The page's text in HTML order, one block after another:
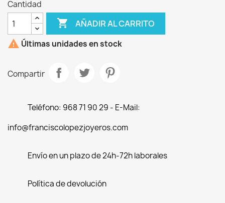
Cantidad
 AÑADIR AL CARRITO
 Últimas unidades en stock
Compartir
Teléfono: 968 71 90 29 - E-Mail:
info@franciscolopezjoyeros.com
Envío en un plazo de 24h-72h laborales
Política de devolución